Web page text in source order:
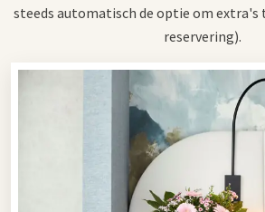
steeds automatisch de optie om extra's
reservering).